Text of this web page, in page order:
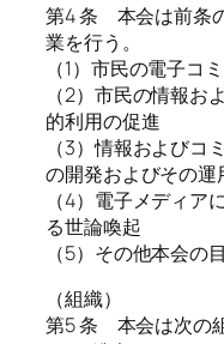
第4 条 本会は前条
業を行う。
（1）市民の電子コ
（2）市民の情報お
的利用の促進
（3）情報およびコ
の開発およびその運
（4）電子メディア
る世論喚起
（5）その他本会の
（組織）
第5 条 本会は次の